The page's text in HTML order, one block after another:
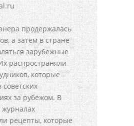
продержалась
а затем в стране
зарубежные
распространяли
которые
советских
за рубежом. В
журналах
рецепты, которые